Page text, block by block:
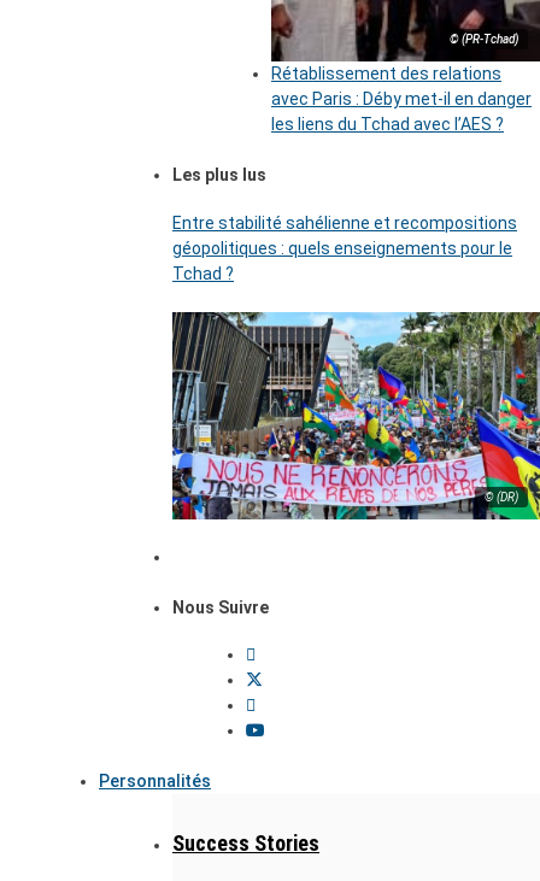
© (PR-Tchad)
Rétablissement des relations
avec Paris : Déby met-il en danger
les liens du Tchad avec l’AES ?
Les plus lus
Entre stabilité sahélienne et recompositions
géopolitiques : quels enseignements pour le
Tchad ?
© (DR)
Nous Suivre
Personnalités
Success Stories